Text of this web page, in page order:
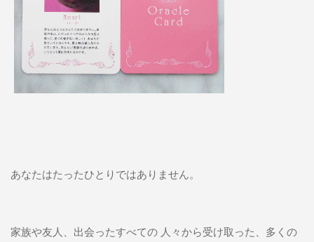
あなたはたったひとりではありません。
家族や友人、出会ったすべての 人々から受け取った、多くの